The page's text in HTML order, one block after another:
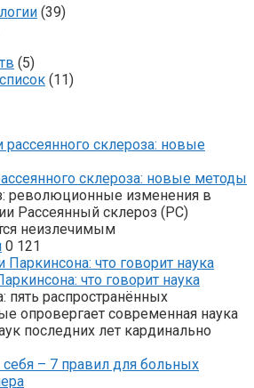
(39)
(5)
(11)
склероза: новые методы
революционные изменения в
Рассеянный склероз (РС)
неизлечимым
0 121
что говорит наука
пять распространённых
опровергает современная наука
последних лет кардинально